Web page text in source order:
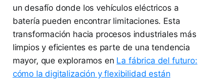
un desafío donde los vehículos eléctricos a
batería pueden encontrar limitaciones. Esta
transformación hacia procesos industriales más
limpios y eficientes es parte de una tendencia
mayor, que exploramos en La fábrica del futuro:
cómo la digitalización y flexibilidad están